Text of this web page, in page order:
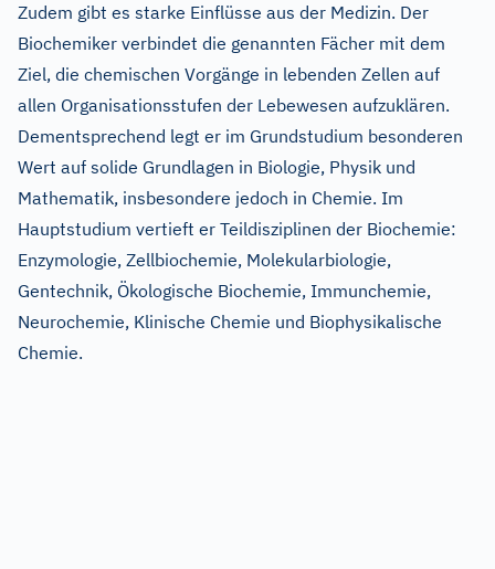
Zudem gibt es starke Einflüsse aus der Medizin. Der
Biochemiker verbindet die genannten Fächer mit dem
Ziel, die chemischen Vorgänge in lebenden Zellen auf
allen Organisationsstufen der Lebewesen aufzuklären.
Dementsprechend legt er im Grundstudium besonderen
Wert auf solide Grundlagen in Biologie, Physik und
Mathematik, insbesondere jedoch in Chemie. Im
Hauptstudium vertieft er Teildisziplinen der Biochemie:
Enzymologie, Zellbiochemie, Molekularbiologie,
Gentechnik, Ökologische Biochemie, Immunchemie,
Neurochemie, Klinische Chemie und Biophysikalische
Chemie.